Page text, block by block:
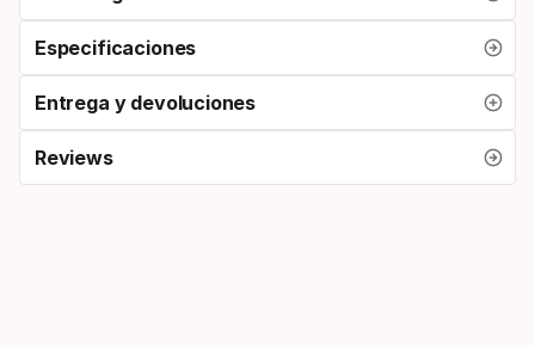
Especificaciones
Entrega y devoluciones
Reviews